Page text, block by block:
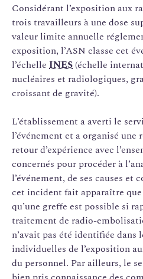
Considérant l’exposition aux
trois travailleurs à une dose
valeur limite annuelle
exposition, l’ASN classe cet
l’échelle INES (échelle
nucléaires et radiologiques,
croissant de gravité).
L’établissement a averti le
l’événement et a organisé
retour d’expérience avec
concernés pour procéder à
l’événement, de ses causes et
cet incident fait apparaître que
qu’une greffe est possible si
traitement de radio-
n’avait pas été identifiée dans
individuelles de l’exposition
du personnel. Par ailleurs, le